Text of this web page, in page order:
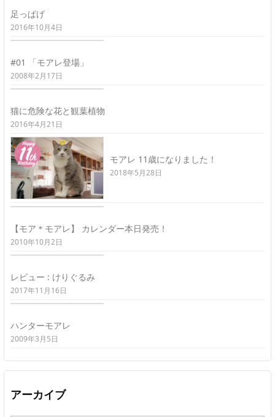
足っぱげ
2016年10月4日
#01 「モアレ登場」
2008年2月17日
猫に危険な花と観葉植物
2016年4月21日
モアレ 11歳になりました！
2018年5月28日
【モア＊モアレ】 カレンダー本日発売！
2010年10月2日
レビュー : けりぐるみ
2017年11月16日
ハンターモアレ
2009年3月5日
アーカイブ